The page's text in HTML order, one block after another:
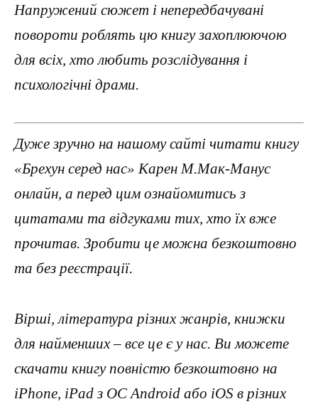
Напружений сюжет і непередбачувані
повороти роблять цю книгу захоплюючою
для всіх, хто любить розслідування і
психологічні драми.
Дуже зручно на нашому сайті читати книгу
«Брехун серед нас» Карен М.Мак-Манус
онлайн, а перед цим ознайомитись з
цитатами та відгуками тих, хто їх вже
прочитав. Зробити це можна безкоштовно
та без реєстрації.
Вірші, література різних жанрів, книжки
для найменших – все це є у нас. Ви можете
скачати книгу повністю безкоштовно на
iPhone, iPad з ОС Android або iOS в різних